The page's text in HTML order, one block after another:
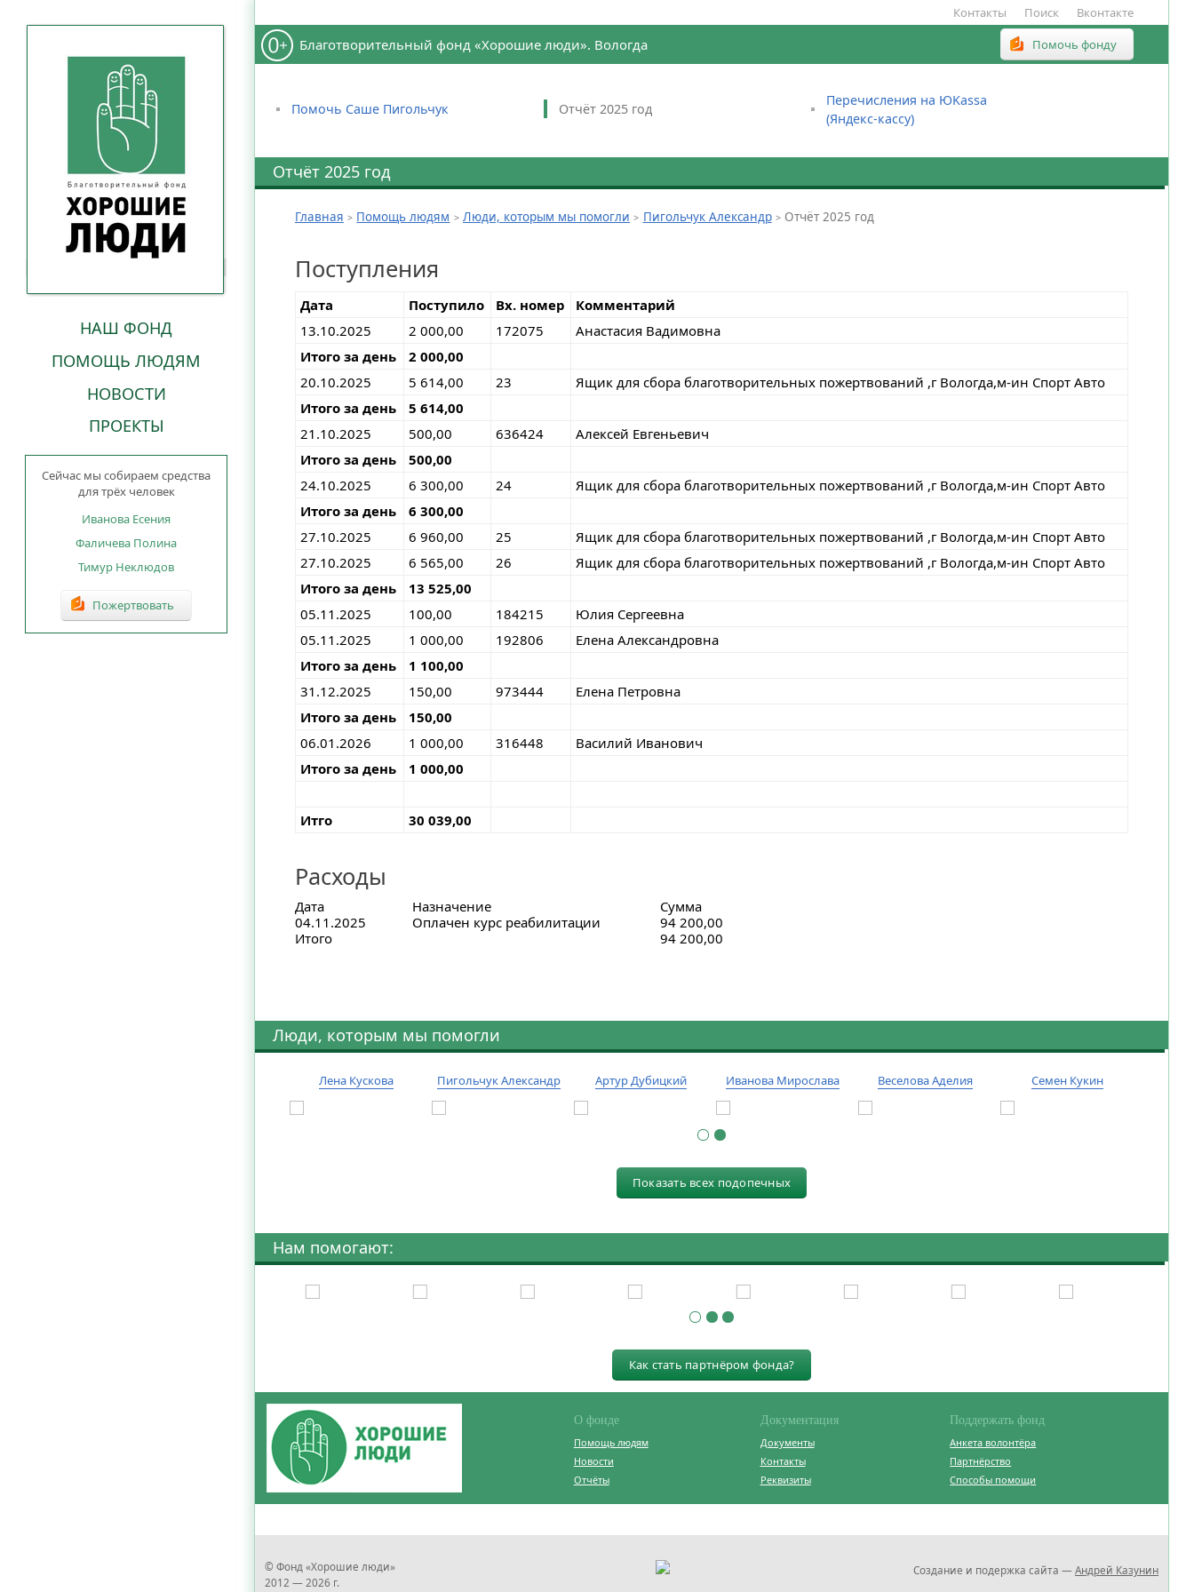
НАШ ФОНД
ПОМОЩЬ ЛЮДЯМ
НОВОСТИ
ПРОЕКТЫ
Сейчас мы собираем средства
для трёх человек
Иванова Есения
Фаличева Полина
Тимур Неклюдов
Пожертвовать
Контакты Поиск Вконтакте
Благотворительный фонд «Хорошие люди». Вологда Помочь фонду
Помочь Саше Пигольчук Отчёт 2025 год
Перечисления на ЮKassa
(Яндекс-кассу)
Отчёт 2025 год
Главная Помощь людям Люди, которым мы помогли Пигольчук Александр Отчёт 2025 год
Поступления
Дата Поступило Вх. номер
Комментарий
13.10.2025
2 000,00 172075
Анастасия Вадимовна
Итого за день
2 000,00
20.10.2025
5 614,00 23
Ящик для сбора благотворительных пожертвований ,г Вологда,м-ин Спорт Авто
Итого за день
5 614,00
21.10.2025
500,00 636424
Алексей Евгеньевич
Итого за день
500,00
24.10.2025
6 300,00 24
Ящик для сбора благотворительных пожертвований ,г Вологда,м-ин Спорт Авто
Итого за день
6 300,00
27.10.2025
6 960,00 25
Ящик для сбора благотворительных пожертвований ,г Вологда,м-ин Спорт Авто
27.10.2025
6 565,00 26
Ящик для сбора благотворительных пожертвований ,г Вологда,м-ин Спорт Авто
Итого за день
13 525,00
05.11.2025
100,00 184215
Юлия Сергеевна
05.11.2025
1 000,00 192806
Елена Александровна
Итого за день
1 100,00
31.12.2025
150,00 973444
Елена Петровна
Итого за день
150,00
06.01.2026
1 000,00 316448
Василий Иванович
Итого за день
1 000,00
Итго 30 039,00
Расходы
Дата Назначение
Сумма
04.11.2025
Оплачен курс реабилитации
94 200,00
Итого
94 200,00
Люди, которым мы помогли
Лена Кускова Пигольчук Александр Артур Дубицкий Иванова Мирослава Веселова Аделия Семен Кукин
Показать всех подопечных
Нам помогают:
Как стать партнёром фонда?
О фонде
Помощь людям
Новости
Отчёты
Документация
Документы
Контакты
Реквизиты
Поддержать фонд
Анкета волонтёра
Партнёрство
Способы помощи
© Фонд «Хорошие люди»
2012 — 2026 г.
Создание и подержка сайта —Андрей Казунин